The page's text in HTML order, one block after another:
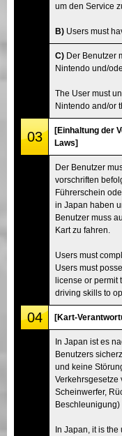
um den Service
B) Users must
C) Der Benutzer
Nintendo und/
The User must
Nintendo and/or
03
[Einhaltung der
Laws]
Der Benutzer
vorschriften
Führerschein
in Japan haben
Benutzer muss
Kart zu fahren.
Users must
Users must
license or permit
driving skills to
04 [Kart-
In Japan ist es
Benutzers
und keine
Verkehrsgesetze
Scheinwerfer,
Beschleunigung)
In Japan, it is